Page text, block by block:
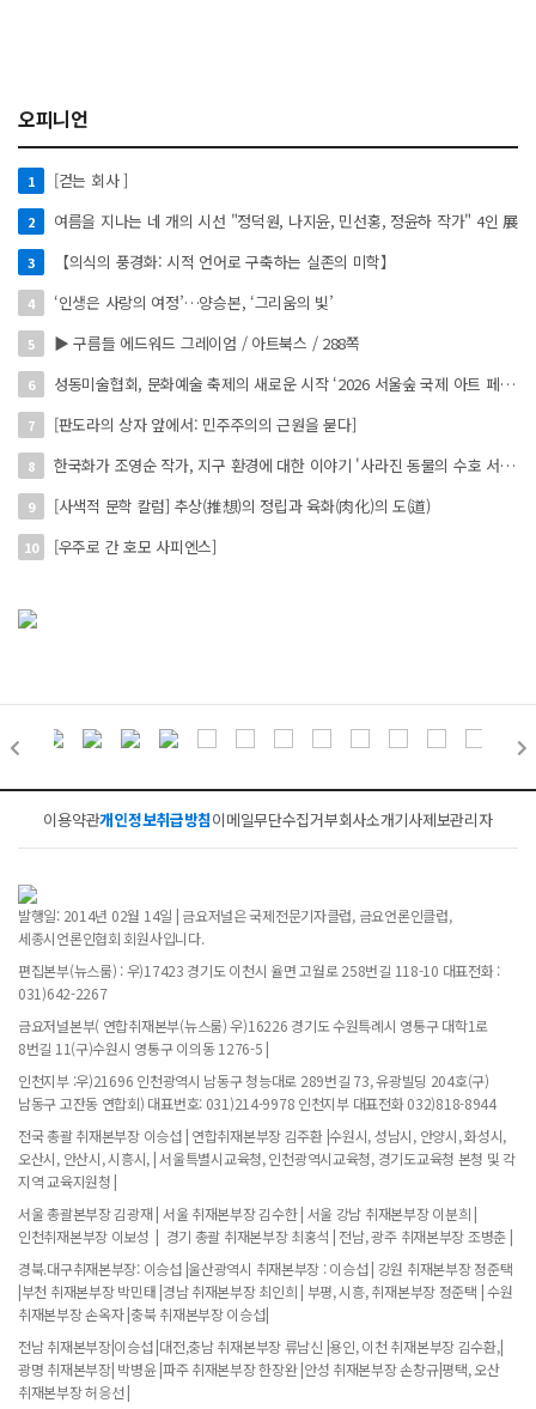
오피니언
1 [걷는 회사 ]
2 여름을 지나는 네 개의 시선 "정덕원, 나지윤, 민선홍, 정윤하 작가" 4인 展
3 【의식의 풍경화: 시적 언어로 구축하는 실존의 미학】
4 ‘인생은 사랑의 여정’…양승본, ‘그리움의 빛’
5 ▶ 구름들 에드워드 그레이엄 / 아트북스 / 288쪽
6 성동미술협회, 문화예술 축제의 새로운 시작 ‘2026 서울숲 국제 아트 페스타’ 개최
7 [판도라의 상자 앞에서: 민주주의의 근원을 묻다]
8 한국화가 조영순 작가, 지구 환경에 대한 이야기 '사라진 동물의 수호 서사' 개인전 진행 中
9 [사색적 문학 칼럼] 추상(推想)의 정립과 육화(肉化)의 도(道)
10 [우주로 간 호모 사피엔스]
이용약관개인정보취급방침이메일무단수집거부회사소개기사제보관리자
발행일: 2014년 02월 14일 | 금요저널은 국제전문기자클럽, 금요언론인클럽,
세종시언론인협회 회원사입니다.
편집본부(뉴스룸) : 우)17423 경기도 이천시 율면 고월로 258번길 118-10 대표전화 :
031)642-2267
금요저널본부( 연합취재본부(뉴스룸) 우)16226 경기도 수원특례시 영통구 대학1로
8번길 11(구)수원시 영통구 이의동 1276-5 |
인천지부 :우)21696 인천광역시 남동구 청능대로 289번길 73, 유광빌딩 204호(구)
남동구 고잔동 연합회) 대표번호: 031)214-9978 인천지부 대표전화 032)818-8944
전국 총괄 취재본부장 이승섭 | 연합취재본부장 김주환 |수원시, 성남시, 안양시, 화성시,
오산시, 안산시, 시흥시, | 서울특별시교육청, 인천광역시교육청, 경기도교육청 본청 및 각
지역 교육지원청 |
서울 총괄본부장 김광재 | 서울 취재본부장 김수한 | 서울 강남 취재본부장 이분희 |
인천취재본부장 이보성 | 경기 총괄 취재본부장 최홍석 | 전남, 광주 취재본부장 조병춘 |
경북.대구취재본부장: 이승섭 |울산광역시 취재본부장 : 이승섭 | 강원 취재본부장 정준택
|부천 취재본부장 박민태 |경남 취재본부장 최인희 | 부평, 시흥, 취재본부장 정준택 | 수원
취재본부장 손옥자 |충북 취재본부장 이승섭|
전남 취재본부장|이승섭 |대전,충남 취재본부장 류남신 |용인, 이천 취재본부장 김수환,|
광명 취재본부장| 박병윤 |파주 취재본부장 한장완 |안성 취재본부장 손창규|평택, 오산
취재본부장 허응선 |